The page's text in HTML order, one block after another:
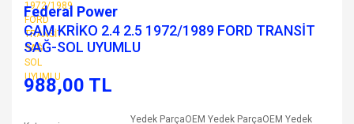
Federal Power
CAM KRİKO 2.4 2.5 1972/1989 FORD TRANSİT
SAĞ-SOL UYUMLU
988,00 TL
Yedek ParçaOEM Yedek ParçaOEM Yedek